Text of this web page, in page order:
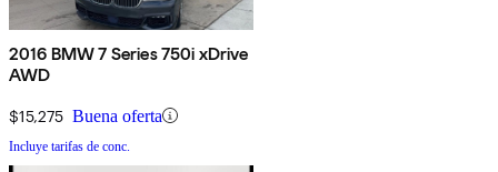
2016 BMW 7 Series 750i xDrive
AWD
$15,275 Buena oferta
Incluye tarifas de conc.